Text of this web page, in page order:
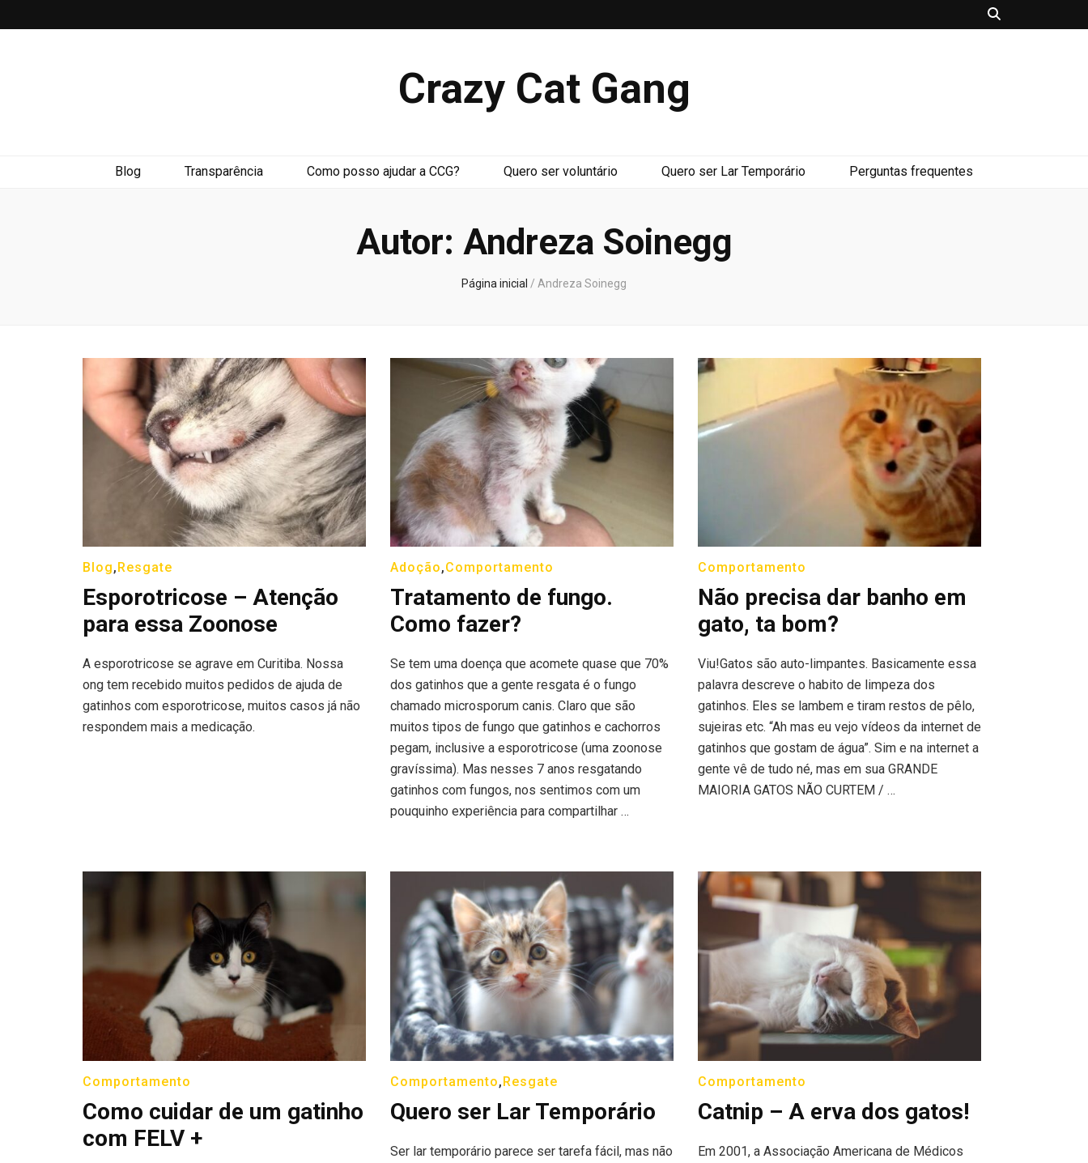
Crazy Cat Gang
Blog Transparência Como posso ajudar a CCG? Quero ser voluntário Quero ser Lar Temporário Perguntas frequentes
Autor: Andreza Soinegg
Página inicial / Andreza Soinegg
Blog, Resgate
Esporotricose – Atenção
para essa Zoonose
A esporotricose se agrave em Curitiba. Nossa
ong tem recebido muitos pedidos de ajuda de
gatinhos com esporotricose, muitos casos já não
respondem mais a medicação.
Adoção,Comportamento
Tratamento de fungo.
Como fazer?
Se tem uma doença que acomete quase que 70%
dos gatinhos que a gente resgata é o fungo
chamado microsporum canis. Claro que são
muitos tipos de fungo que gatinhos e cachorros
pegam, inclusive a esporotricose (uma zoonose
gravíssima). Mas nesses 7 anos resgatando
gatinhos com fungos, nos sentimos com um
pouquinho experiência para compartilhar …
Comportamento
Não precisa dar banho em
gato, ta bom?
Viu!Gatos são auto-limpantes. Basicamente essa
palavra descreve o habito de limpeza dos
gatinhos. Eles se lambem e tiram restos de pêlo,
sujeiras etc. “Ah mas eu vejo vídeos da internet de
gatinhos que gostam de água”. Sim e na internet a
gente vê de tudo né, mas em sua GRANDE
MAIORIA GATOS NÃO CURTEM / …
Comportamento
Como cuidar de um gatinho
com FELV +
Comportamento,Resgate
Quero ser Lar Temporário
Ser lar temporário parece ser tarefa fácil, mas não
Comportamento
Catnip – A erva dos gatos!
Em 2001, a Associação Americana de Médicos